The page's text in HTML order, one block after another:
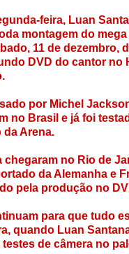
feira, Luan
montagem do
11 de dezembro,
DVD do cantor no
por Michel
no Brasil e já foi
da Arena.
chegaram no Rio de
da Alemanha e
pela produção no
para que tudo
quando Luan
de câmera no